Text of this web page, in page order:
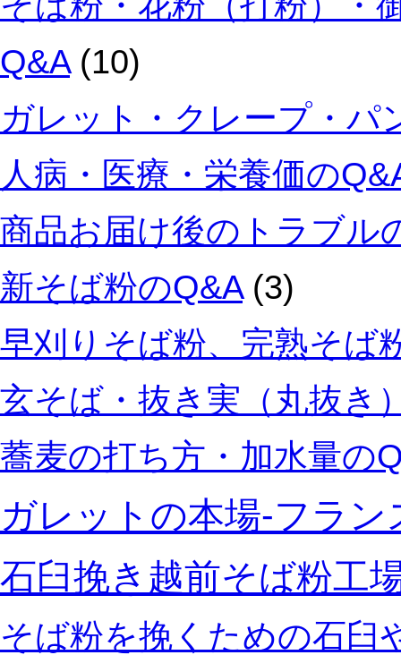
Q&A(10)
ガレット・クレープ・パ
人病・医療・栄養価の
商品お届け後のトラブル
新そば粉のQ&A(3)
早刈りそば粉、完熟そば
玄そば・抜き実（丸抜き
蕎麦の打ち方・加水量の
ガレットの本場‐フラ
石臼挽き越前そば粉工
そば粉を挽くための石臼